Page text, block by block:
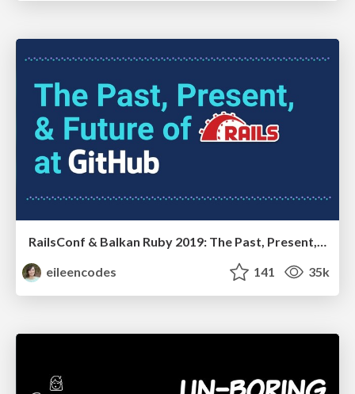
RailsConf & Balkan Ruby 2019: The Past, Present, and Future of Rails at GitHub
eileencodes
141 35k